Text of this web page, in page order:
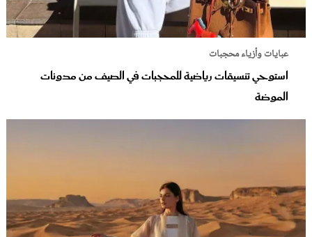
عبايات وأزياء محجبات
استوحي تنسيقات رياضية للمحجبات في الصيف من مدونات
الموضة